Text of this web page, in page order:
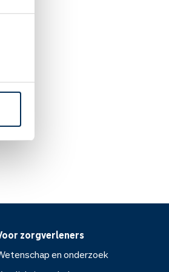
zorgverleners
en onderzoek